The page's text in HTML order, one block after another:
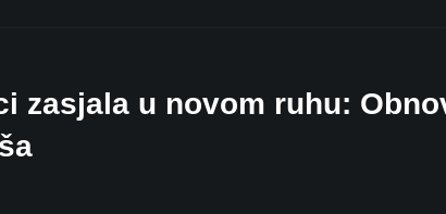
zasjala u novom ruhu: